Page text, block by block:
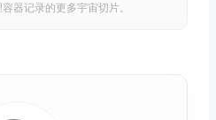
器记录的更多宇宙切片。